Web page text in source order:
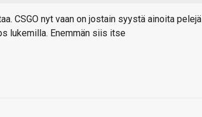
CSGO nyt vaan on jostain syystä ainoita pelejä
lukemilla. Enemmän siis itse